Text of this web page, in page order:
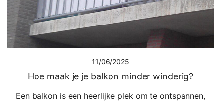
11/06/2025
Hoe maak je je balkon minder winderig?
Een balkon is een heerlijke plek om te ontspannen,